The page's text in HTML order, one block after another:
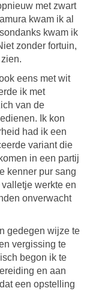
met zwart
kwam ik al
kwam ik
zonder fortuin,
eens met wit
ik met
van de
Ik kon
had ik een
variant die
in een partij
kenner pur sang
werkte en
onverwacht
gedegen wijze te
vergissing te
begon ik te
en aan
een opstelling